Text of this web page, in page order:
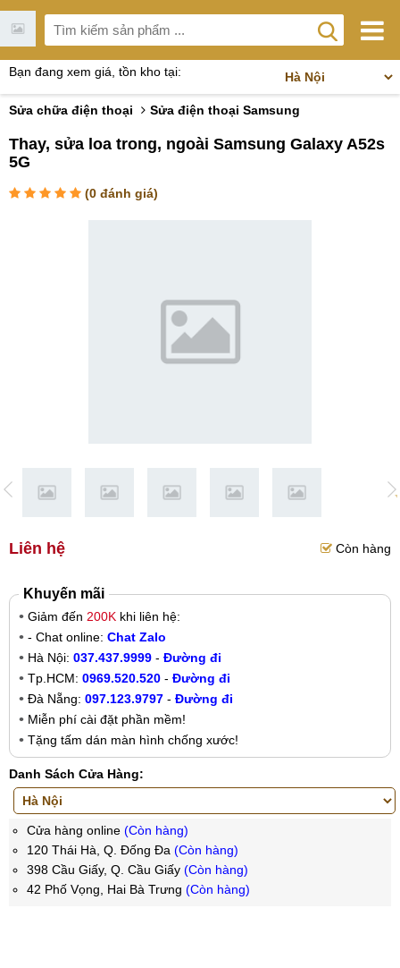
Bạn đang xem giá, tồn kho tại:
Sửa chữa điện thoại Sửa điện thoại Samsung
Thay, sửa loa trong, ngoài Samsung Galaxy A52s
5G
(0 đánh giá)
Liên hệ Còn hàng
Khuyến mãi
Giảm đến 200K khi liên hệ:
- Chat online: Chat Zalo
Hà Nội: 037.437.9999 - Đường đi
Tp.HCM: 0969.520.520 - Đường đi
Đà Nẵng: 097.123.9797 - Đường đi
Miễn phí cài đặt phần mềm!
Tặng tấm dán màn hình chống xước!
Danh Sách Cửa Hàng:
Cửa hàng online (Còn hàng)
120 Thái Hà, Q. Đống Đa (Còn hàng)
398 Cầu Giấy, Q. Cầu Giấy (Còn hàng)
42 Phố Vọng, Hai Bà Trưng (Còn hàng)